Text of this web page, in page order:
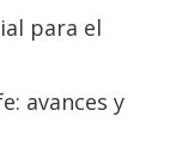
para el
avances y